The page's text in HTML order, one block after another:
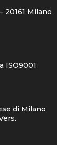
20161 Milano
ISO9001
di Milano